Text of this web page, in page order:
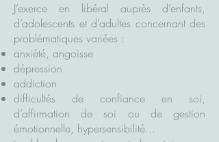
J’exerce en libéral auprès d’enfants,
d’adolescents et d’adultes concernant des
problématiques variées :
anxiété, angoisse
dépression
addiction
difficultés de confiance en soi,
d’affirmation de soi ou de gestion
émotionnelle, hypersensibilité...